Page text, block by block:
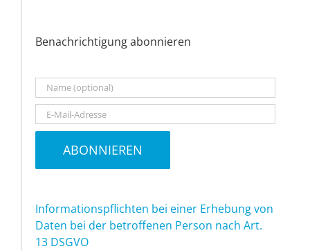
Benachrichtigung abonnieren
Informationspflichten bei einer Erhebung von
Daten bei der betroffenen Person nach Art.
13 DSGVO